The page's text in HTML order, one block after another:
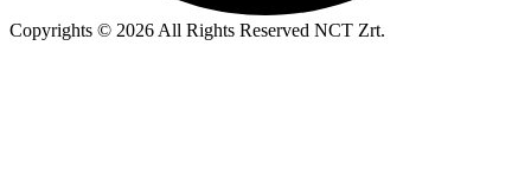
Copyrights © 2026 All Rights Reserved NCT Zrt.